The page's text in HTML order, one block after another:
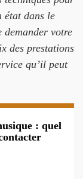
état dans le
demander votre
des prestations
qu’il peut
: quel